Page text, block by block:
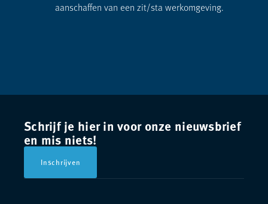
aanschaffen van een zit/sta werkomgeving.
Schrijf je hier in voor onze nieuwsbrief
en mis niets!
Inschrijven